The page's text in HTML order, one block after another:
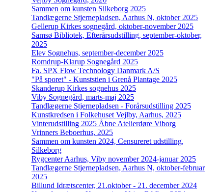
Sammen om kunsten Silkeborg 2025
Tandlægerne Stjernepladsen, Aarhus N, oktober 2025
Gellerup Kirkes sognegård, oktober-november 2025
Samsø Bibliotek, Efterårsudstilling, september-oktober,
2025
Elev Sognehus, september-december 2025
Romdrup-Klarup Sognegård 2025
Fa. SPX Flow Technology Danmark A/S
"På sporet" - Kunststien i Grenå Plantage 2025
Skanderup Kirkes sognehus 2025
Viby Sognegård, marts-maj 2025
Tandlægerne Stjernepladsen - Forårsudstilling 2025
Kunstkredsen i Folkehuset Vejlby, Aarhus, 2025
Vinterudstilling 2025 Åbne Atelierdøre Viborg
Vrinners Beboerhus, 2025
Sammen om kunsten 2024, Censureret udstilling,
Silkeborg
Rygcenter Aarhus, Viby november 2024-januar 2025
Tandlægerne Stjernepladsen, Aarhus N, oktober-februar
2025
Billund Idrætscenter, 21.oktober - 21. december 2024